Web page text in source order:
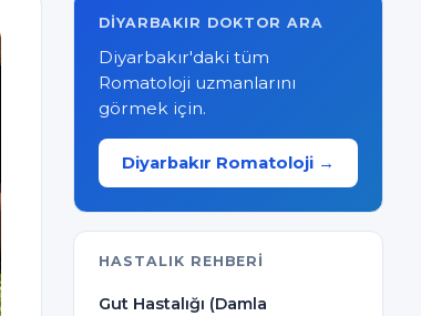
DIYARBAKIR DOKTOR ARA
Diyarbakır'daki tüm
Romatoloji uzmanlarını
görmek için.
Diyarbakır Romatoloji →
HASTALIK REHBERI
Gut Hastalığı (Damla